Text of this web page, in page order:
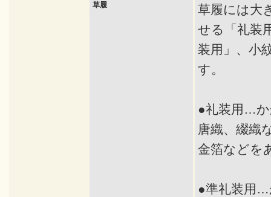
草履
草履には大
せる「礼装
装用」、小
す。
●礼装用…か
唐織、綴織
金箔などを
●準礼装用…